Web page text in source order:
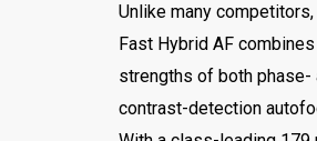
Unlike many competitors,
Fast Hybrid AF
strengths of both phase-
contrast-detection